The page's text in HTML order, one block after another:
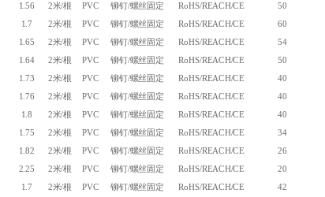
1.56 2米/根 PVC 铆钉/螺丝固定 RoHS/REACH/CE
50
1.7 2米/根 PVC 铆钉/螺丝固定 RoHS/REACH/CE
60
1.65 2米/根 PVC 铆钉/螺丝固定 RoHS/REACH/CE
54
1.64 2米/根 PVC 铆钉/螺丝固定 RoHS/REACH/CE
50
1.73 2米/根 PVC 铆钉/螺丝固定 RoHS/REACH/CE
40
1.76 2米/根 PVC 铆钉/螺丝固定 RoHS/REACH/CE
40
1.8 2米/根 PVC 铆钉/螺丝固定 RoHS/REACH/CE
40
1.75 2米/根 PVC 铆钉/螺丝固定 RoHS/REACH/CE
34
1.82 2米/根 PVC 铆钉/螺丝固定 RoHS/REACH/CE
26
2.25 2米/根 PVC 铆钉/螺丝固定 RoHS/REACH/CE
20
1.7 2米/根 PVC 铆钉/螺丝固定 RoHS/REACH/CE
42